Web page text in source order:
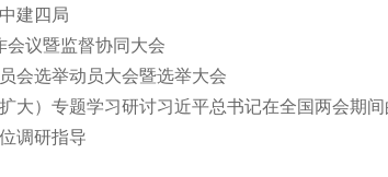
建四局
议暨监督协同大会
会选举动员大会暨选举大会
大）专题学习研讨习近平总书记在全国两会期
调研指导